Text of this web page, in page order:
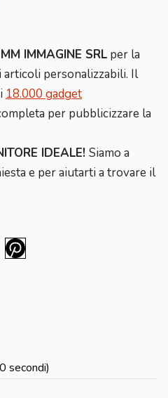
MM IMMAGINE SRL per la
articoli personalizzabili. Il
18.000 gadget
per pubblicizzare la
IDEALE! Siamo a
e per aiutarti a trovare il
secondi)